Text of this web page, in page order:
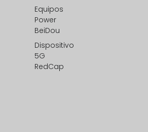
Equipos
Power
BeiDou
Dispositivo
5G
RedCap